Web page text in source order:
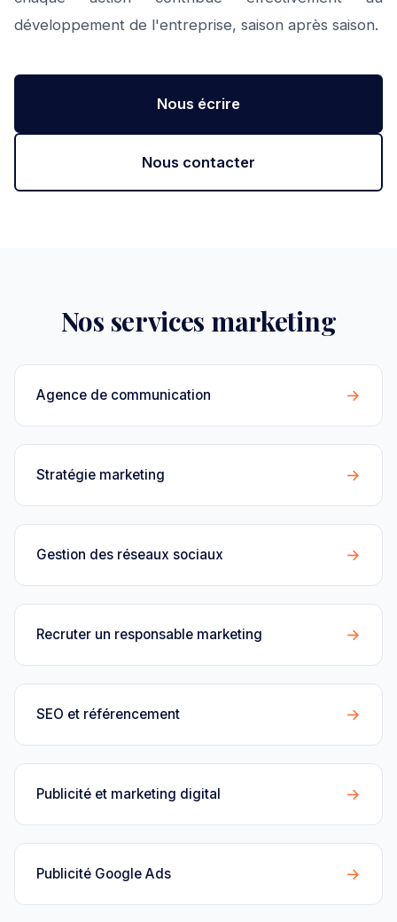
développement de l'entreprise, saison après saison.
Nous écrire
Nous contacter
Nos services marketing
Agence de communication →
Stratégie marketing →
Gestion des réseaux sociaux →
Recruter un responsable marketing →
SEO et référencement →
Publicité et marketing digital →
Publicité Google Ads →